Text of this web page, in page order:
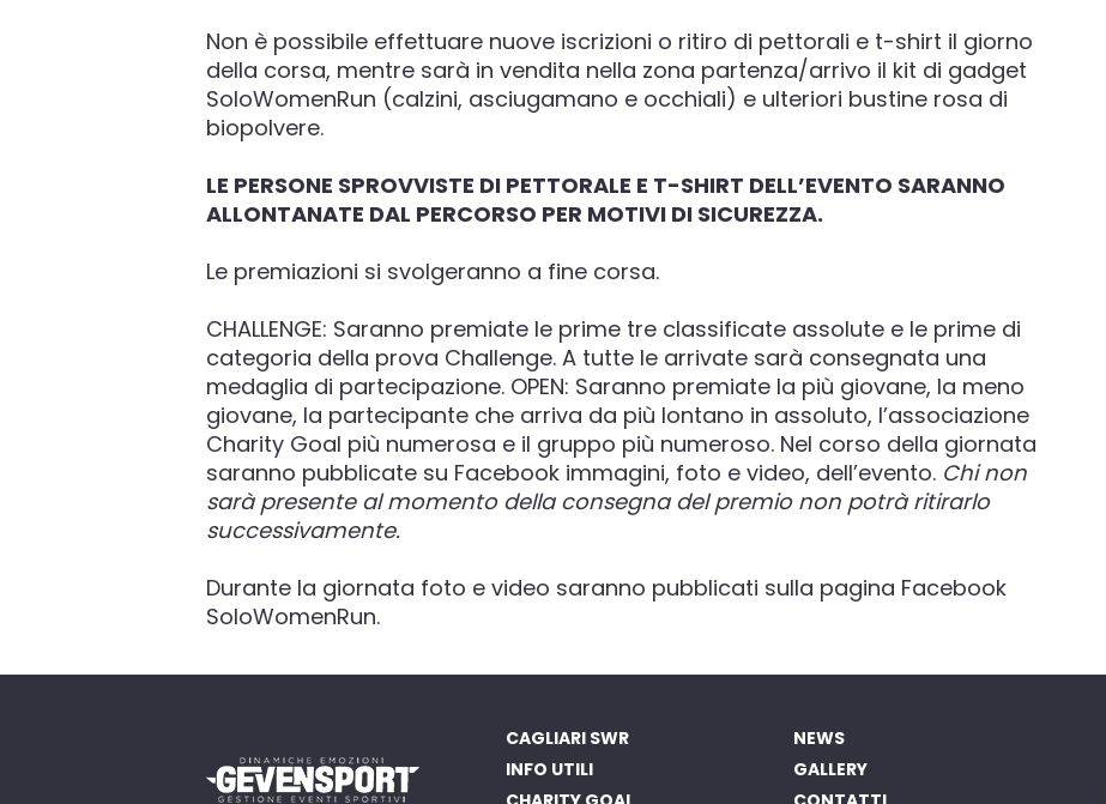
Non è possibile effettuare nuove iscrizioni o ritiro di pettorali e t-shirt il giorno
della corsa, mentre sarà in vendita nella zona partenza/arrivo il kit di gadget
SoloWomenRun (calzini, asciugamano e occhiali) e ulteriori bustine rosa di
biopolvere.
LE PERSONE SPROVVISTE DI PETTORALE E T-SHIRT DELL’EVENTO SARANNO
ALLONTANATE DAL PERCORSO PER MOTIVI DI SICUREZZA.
Le premiazioni si svolgeranno a fine corsa.
CHALLENGE: Saranno premiate le prime tre classificate assolute e le prime di
categoria della prova Challenge. A tutte le arrivate sarà consegnata una
medaglia di partecipazione. OPEN: Saranno premiate la più giovane, la meno
giovane, la partecipante che arriva da più lontano in assoluto, l’associazione
Charity Goal più numerosa e il gruppo più numeroso. Nel corso della giornata
saranno pubblicate su Facebook immagini, foto e video, dell’evento. Chi non
sarà presente al momento della consegna del premio non potrà ritirarlo
successivamente.
Durante la giornata foto e video saranno pubblicati sulla pagina Facebook
SoloWomenRun.
CAGLIARI SWR
INFO UTILI
NEWS
GALLERY